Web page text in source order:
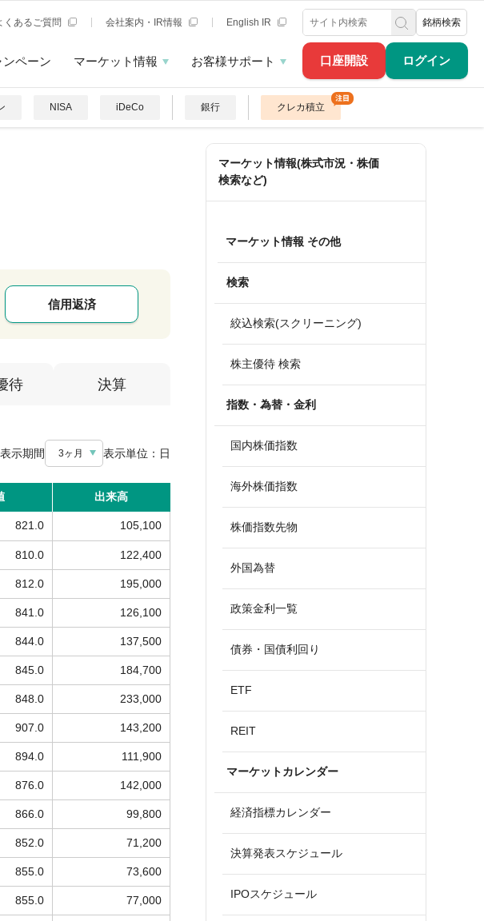
口座開設 ログイン
くあるご質問 会社案内・IR情報 English IR 銘柄検索
ンペーン マーケット情報 お客様サポート
NISA iDeCo 銀行 クレカ積立
信用返済
待 決算
表示期間 3ヶ月 表示単位： 日
出来高
821.0 105,100
810.0 122,400
812.0 195,000
841.0 126,100
844.0 137,500
845.0 184,700
848.0 233,000
907.0 143,200
894.0 111,900
876.0 142,000
866.0 99,800
852.0 71,200
855.0 73,600
855.0 77,000
マーケット情報(株式市況・株価
検索など)
マーケット情報 その他
検索
絞込検索(スクリーニング)
株主優待 検索
指数・為替・金利
国内株価指数
海外株価指数
株価指数先物
外国為替
政策金利一覧
債券・国債利回り
ETF
REIT
マーケットカレンダー
経済指標カレンダー
決算発表スケジュール
IPOスケジュール